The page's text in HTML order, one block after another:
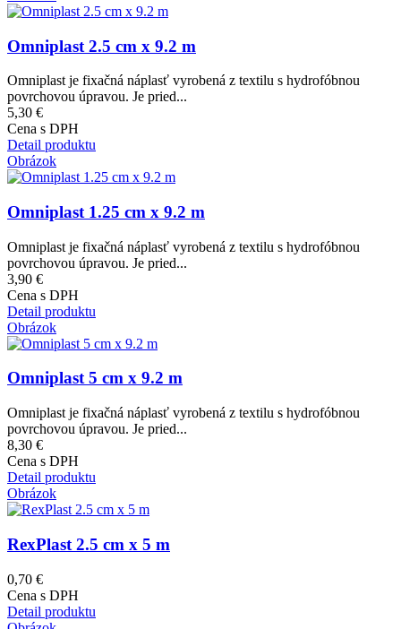
Omniplast 2.5 cm x 9.2 m
Omniplast je fixačná náplasť vyrobená z textilu s hydrofóbnou
povrchovou úpravou. Je pried...
5,30 €
Cena s DPH
Detail produktu
Obrázok
Omniplast 1.25 cm x 9.2 m
Omniplast je fixačná náplasť vyrobená z textilu s hydrofóbnou
povrchovou úpravou. Je pried...
3,90 €
Cena s DPH
Detail produktu
Obrázok
Omniplast 5 cm x 9.2 m
Omniplast je fixačná náplasť vyrobená z textilu s hydrofóbnou
povrchovou úpravou. Je pried...
8,30 €
Cena s DPH
Detail produktu
Obrázok
RexPlast 2.5 cm x 5 m
0,70 €
Cena s DPH
Detail produktu